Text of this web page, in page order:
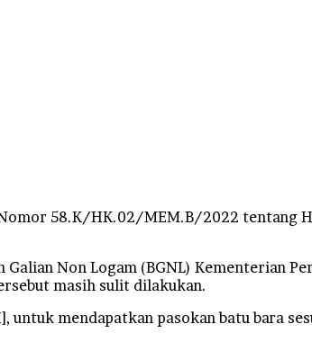
58.K/HK.02/MEM.B/2022 tentang
Non Logam (BGNL) Kementerian
masih sulit dilakukan.
untuk mendapatkan pasokan batu bara